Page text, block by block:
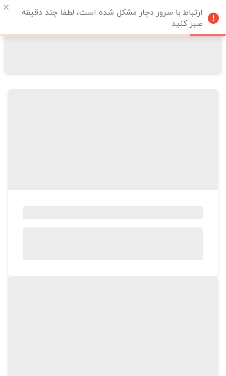
ارتباط با سرور دچار مشکل شده است، لطفا چند دقیقه
صبر کنید